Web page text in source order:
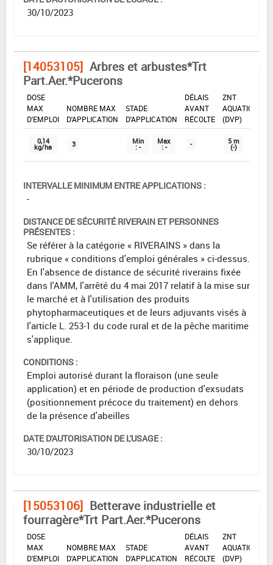
30/10/2023
[14053105] Arbres et arbustes*Trt
Part.Aer.*Pucerons
DOSE
MAX
D'EMPLOI
NOMBRE MAX
D'APPLICATION
STADE
D'APPLICATION
DÉLAIS
AVANT
RÉCOLTE
ZNT
AQUATIQUE
(DVP)
0,14
kg/ha 3 Min
: -
Max
: - - 5 m
(-)
INTERVALLE MINIMUM ENTRE APPLICATIONS :
-
DISTANCE DE SÉCURITÉ RIVERAIN ET PERSONNES
PRÉSENTES :
Se référer à la catégorie « RIVERAINS » dans la
rubrique « conditions d'emploi générales » ci-dessus.
En l'absence de distance de sécurité riverains fixée
dans l'AMM, l'arrêté du 4 mai 2017 relatif à la mise sur
le marché et à l'utilisation des produits
phytopharmaceutiques et de leurs adjuvants visés à
l'article L. 253-1 du code rural et de la pêche maritime
s'applique.
CONDITIONS :
Emploi autorisé durant la floraison (une seule
application) et en période de production d'exsudats
(positionnement précoce du traitement) en dehors
de la présence d'abeilles
DATE D'AUTORISATION DE L'USAGE :
30/10/2023
[15053106] Betterave industrielle et
fourragère*Trt Part.Aer.*Pucerons
DOSE
MAX
D'EMPLOI
NOMBRE MAX
D'APPLICATION
STADE
D'APPLICATION
DÉLAIS
AVANT
RÉCOLTE
ZNT
AQUATIQUE
(DVP)